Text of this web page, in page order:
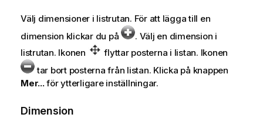
Välj dimensioner i listrutan. För att lägga till en
dimension klickar du på
. Välj en dimension i
listrutan. Ikonen
flyttar posterna i listan. Ikonen
tar bort posterna från listan. Klicka på knappen
Mer...för ytterligare inställningar.
Dimension